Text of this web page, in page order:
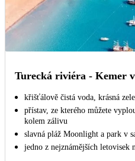
Turecká riviéra - Kemer
křišťálově čistá voda, krásná
přístav, ze kterého můžete
kolem zálivu
slavná pláž Moonlight a park v
jedno z nejznámějších letovisek